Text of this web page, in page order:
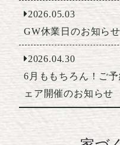
2026.05.03
GW休業日のお知らせ
2026.04.30
6月ももちろん！ご
ェア開催のお知らせ